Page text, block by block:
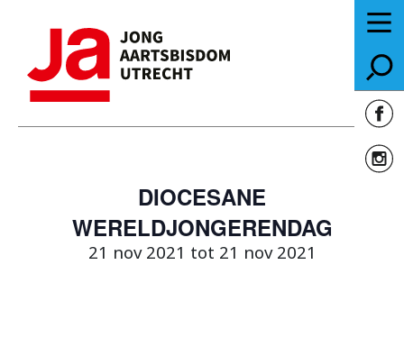
DIOCESANE
WERELDJONGERENDAG
21 nov 2021 tot 21 nov 2021